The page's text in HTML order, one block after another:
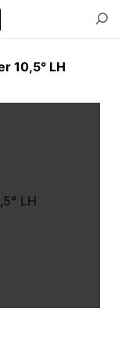
10,5° LH